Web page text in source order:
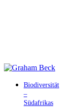
Biodiversität
–
Südafrikas